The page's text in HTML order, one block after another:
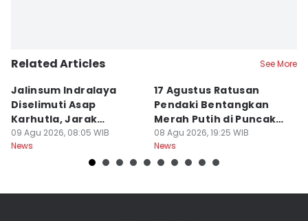
Related Articles See More
Jalinsum Indralaya
Diselimuti Asap
Karhutla, Jarak
Pandang 30 Meter
09 Agu 2026, 08:05 WIB
News
17 Agustus Ratusan
Pendaki Bentangkan
Merah Putih di Puncak
Dempo
08 Agu 2026, 19:25 WIB
News